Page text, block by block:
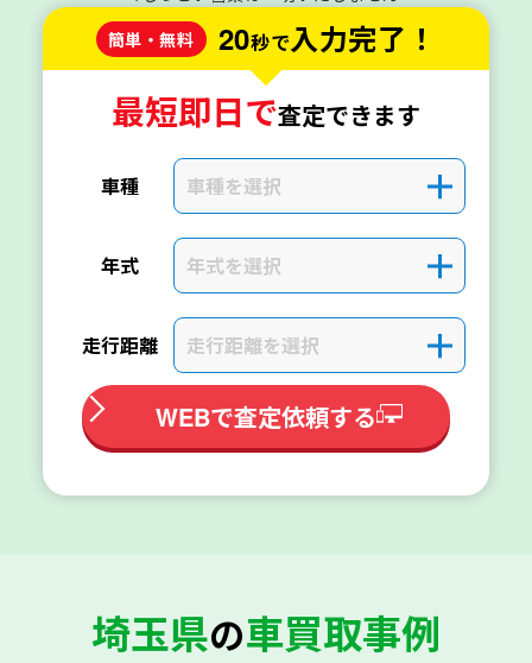
簡単・無料
20秒で入力完了！
最短即日で査定できます
車種 車種を選択 ＋
年式 年式を選択 ＋
走行距離 走行距離を選択 ＋
WEBで査定依頼する
埼玉県の車買取事例